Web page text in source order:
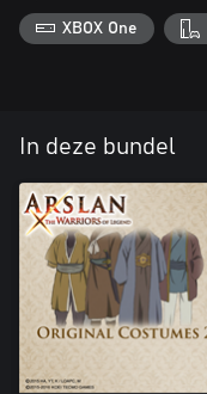
XBOX One
In deze bundel